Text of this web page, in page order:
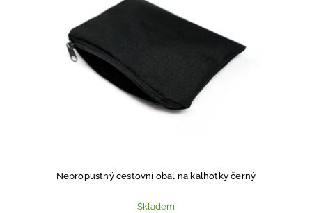
Nepropustný cestovní obal na kalhotky černý
Skladem